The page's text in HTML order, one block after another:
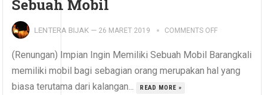
Sebuah Mobil
LENTERA BIJAK — 26 MARET 2019 COMMENTS OFF
(Renungan) Impian Ingin Memiliki Sebuah Mobil Barangkali
memiliki mobil bagi sebagian orang merupakan hal yang
biasa terutama dari kalangan...
READ MORE »